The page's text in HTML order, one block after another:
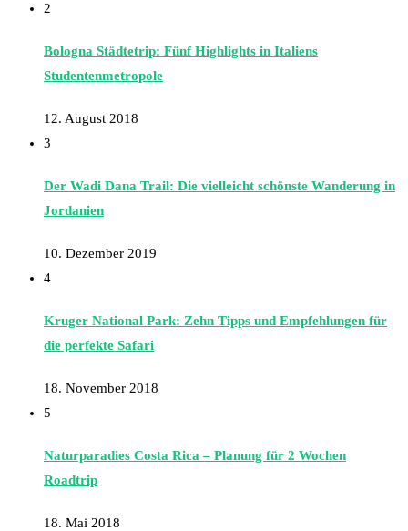
2
Bologna Städtetrip: Fünf Highlights in Italiens
Studentenmetropole
12. August 2018
3
Der Wadi Dana Trail: Die vielleicht schönste Wanderung in
Jordanien
10. Dezember 2019
4
Kruger National Park: Zehn Tipps und Empfehlungen für
die perfekte Safari
18. November 2018
5
Naturparadies Costa Rica – Planung für 2 Wochen
Roadtrip
18. Mai 2018